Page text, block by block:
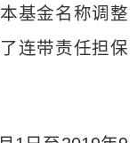
基金名称调整
连带责任担保